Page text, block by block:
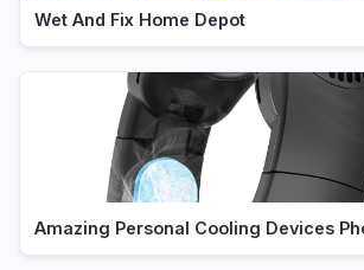
Wet And Fix Home Depot
Amazing Personal Cooling Devices